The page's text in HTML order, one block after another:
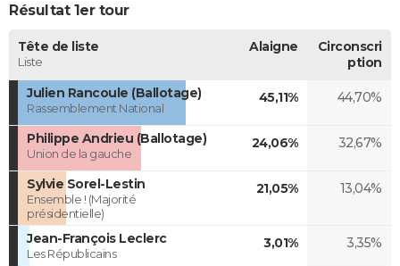
Résultat 1er tour
Tête de liste
Liste
Alaigne
Circonscri
ption
Julien Rancoule (Ballotage)
Rassemblement National
45,11% 44,70%
Philippe Andrieu (Ballotage)
Union de la gauche
24,06% 32,67%
Sylvie Sorel-Lestin
Ensemble ! (Majorité
présidentielle)
21,05% 13,04%
Jean-François Leclerc
Les Républicains
3,01% 3,35%